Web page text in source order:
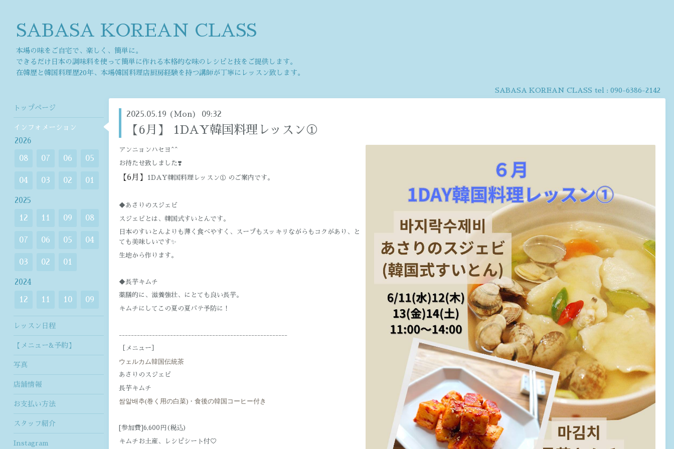
SABASA KOREAN CLASS
本場の味をご自宅で、楽しく、簡単に。
できるだけ日本の調味料を使って簡単に作れる本格的な味のレシピと技をご提供します。
在韓歴と韓国料理歴20年、本場韓国料理店厨房経験を持つ講師が丁寧にレッスン致します。
SABASA KOREAN CLASS tel : 090-6386-2142
2025.05.19 (Mon) 09:32
【6月】 1DAY韓国料理レッスン①
アンニョンハセヨ^^
お待たせ致しました❣️
【6月】 1DAY韓国料理レッスン① のご案内です。
◆あさりのスジェビ
スジェビとは、韓国式すいとんです。
日本のすいとんよりも薄く食べやすく、スープもスッキリながらもコクがあり、と
ても美味しいです✨
生地から作ります。
◆長芋キムチ
薬膳的に、滋養強壮、にとても良い長芋。
キムチにしてこの夏の夏バテ予防に！
--------------------------------------------------------
［メニュー］
ウェルカム韓国伝統茶
あさりのスジェビ
長芋キムチ
쌈알배추(巻く用の白菜)・ 食後の韓国コーヒー付き
[参加費]6,600円(税込)
キムチお土産、レシピシート付♡
トップページ
インフォメーション
2026
08 07 06 05
04 03 02 01
2025
12 11 09 08
07 06 05 04
03 02 01
2024
12 11 10 09
レッスン日程
【メニュー&予約】
写真
店舗情報
お支払い方法
スタッフ紹介
Instagram